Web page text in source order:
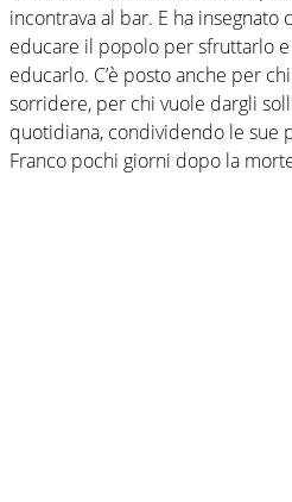
incontrava al bar. E ha insegnato
educare il popolo per sfruttarlo
educarlo. C’è posto anche per
sorridere, per chi vuole dargli
quotidiana, condividendo le sue
Franco pochi giorni dopo la